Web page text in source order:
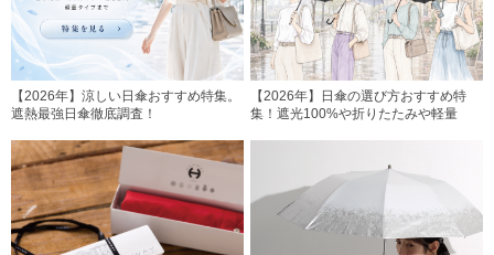
【2026年】涼しい日傘おすすめ特集。
遮熱最強日傘徹底調査！
【2026年】日傘の選び方おすすめ特
集！遮光100%や折りたたみや軽量